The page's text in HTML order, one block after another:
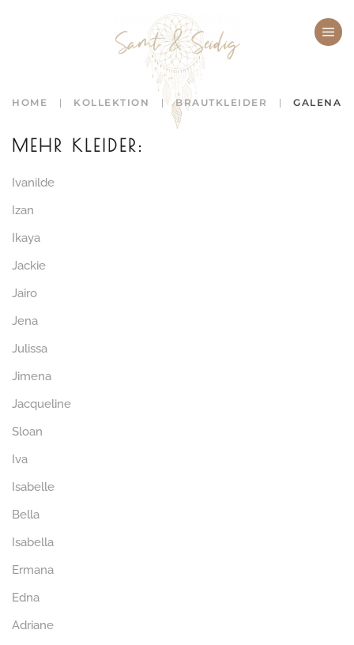
Zum Hauptinhalt springen
HOME KOLLEKTION BRAUTKLEIDER GALENA
MEHR KLEIDER:
Ivanilde
Izan
Ikaya
Jackie
Jairo
Jena
Julissa
Jimena
Jacqueline
Sloan
Iva
Isabelle
Bella
Isabella
Ermana
Edna
Adriane